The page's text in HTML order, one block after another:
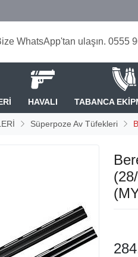
WhatsApp'tan ulaşın. 0555
HAVALI TABANCA
Süperpoze Av Tüfekleri